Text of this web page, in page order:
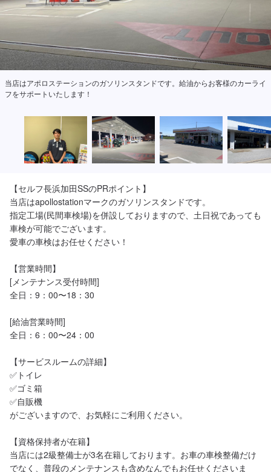
当店はアポロステーションのガソリンスタンドです。給油からお客様のカーライ
フをサポートいたします！
【セルフ長浜加田SSのPRポイント】
当店はapollostationマークのガソリンスタンドです。
指定工場(民間車検場)を併設しておりますので、土日祝であっても
車検が可能でございます。
愛車の車検はお任せください！
【営業時間】
[メンテナンス受付時間]
全日：9：00〜18：30
[給油営業時間]
全日：6：00〜24：00
【サービスルームの詳細】
✅トイレ
✅ゴミ箱
✅自販機
がございますので、お気軽にご利用ください。
【資格保持者が在籍】
当店には2級整備士が3名在籍しております。お車の車検整備だけ
でなく、普段のメンテナンスも含めなんでもお任せくださいま